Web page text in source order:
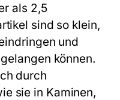
als 2,5
sind so klein,
und
können.
durch
sie in Kaminen,